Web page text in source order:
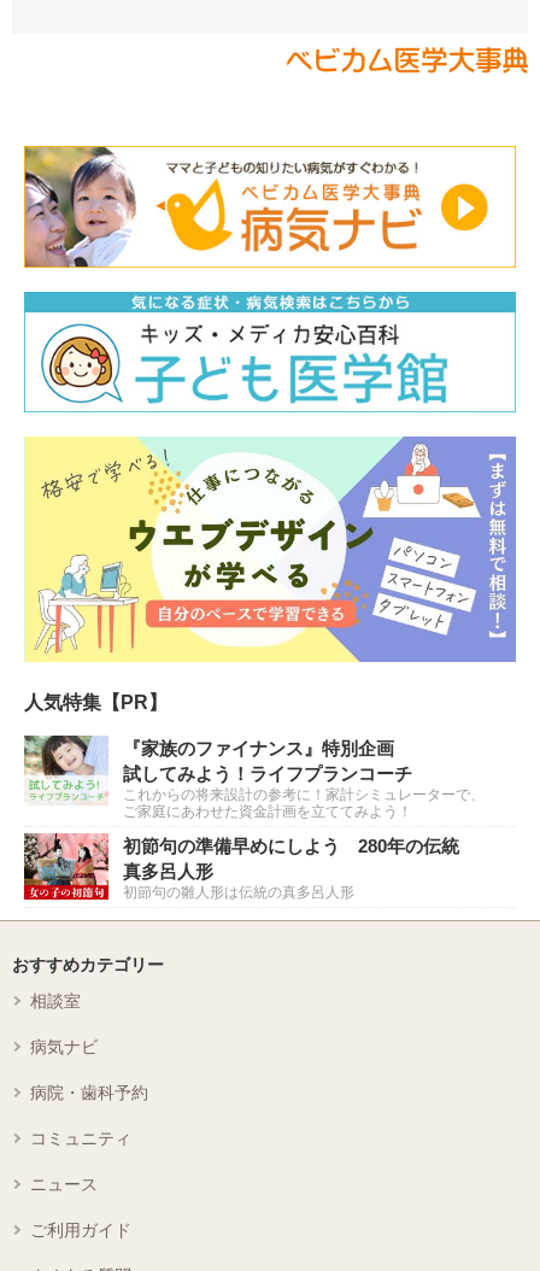
人気特集【PR】
『家族のファイナンス』特別企画
試してみよう！ライフプランコーチ
これからの将来設計の参考に！家計シミュレーターで、
ご家庭にあわせた資金計画を立ててみよう！
初節句の準備早めにしよう 280年の伝統
真多呂人形
初節句の雛人形は伝統の真多呂人形
おすすめカテゴリー
相談室
病気ナビ
病院・歯科予約
コミュニティ
ニュース
ご利用ガイド